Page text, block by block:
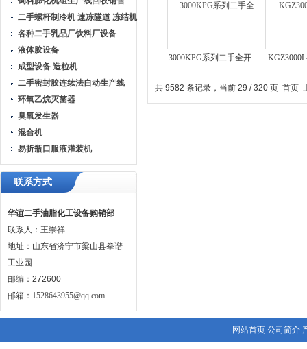
二手螺杆制冷机 速冻隧道 冻结机
各种二手乳品厂饮料厂设备
液体胶设备
成型设备 造粒机
二手密封胶连续法自动生产线
环氧乙烷灭菌器
臭氧发生器
混合机
易折瓶口服液灌装机
联系方式
华谊二手油脂化工设备购销部
联系人：王崇祥
地址：山东省济宁市梁山县拳谱
工业园
邮编：272600
邮箱： 1528643955@qq.com
3000KPG系列二手全开
共 9582 条记录，当前 29 / 320 页 首页
网站首页 公司简介